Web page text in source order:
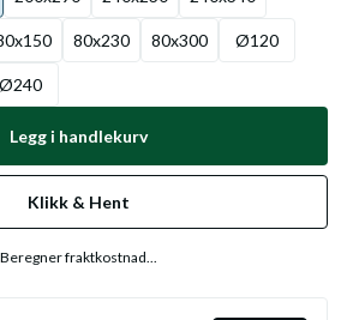
80x230 80x300 Ø120
Ø240
Legg i handlekurv
Klikk & Hent
Beregner fraktkostnad...